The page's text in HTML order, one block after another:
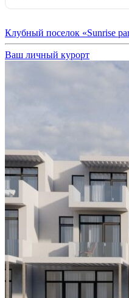
Клубный поселок «Sunrise
Ваш личный курорт